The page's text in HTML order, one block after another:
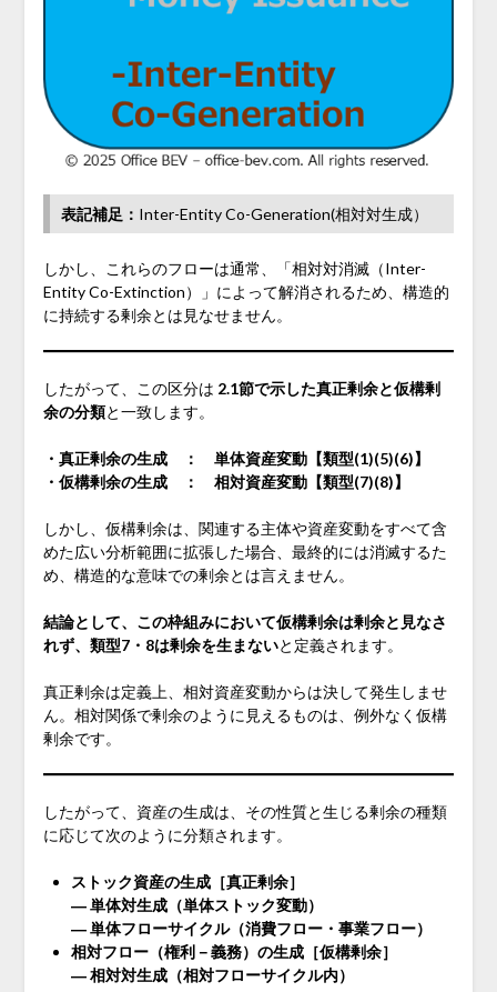
表記補足： Inter-Entity Co-Generation(相対対生成）
しかし、これらのフローは通常、「相対対消滅（Inter-
Entity Co-Extinction）」によって解消されるため、構造的
に持続する剰余とは見なせません。
したがって、この区分は 2.1節で示した真正剰余と仮構剰
余の分類と一致します。
・真正剰余の生成 ： 単体資産変動【類型(1)(5)(6)】
・仮構剰余の生成 ： 相対資産変動【類型(7)(8)】
しかし、仮構剰余は、関連する主体や資産変動をすべて含
めた広い分析範囲に拡張した場合、最終的には消滅するた
め、構造的な意味での剰余とは言えません。
結論として、この枠組みにおいて仮構剰余は剰余と見なさ
れず、類型7・8は剰余を生まないと定義されます。
真正剰余は定義上、相対資産変動からは決して発生しませ
ん。相対関係で剰余のように見えるものは、例外なく仮構
剰余です。
したがって、資産の生成は、その性質と生じる剰余の種類
に応じて次のように分類されます。
ストック資産の生成［真正剰余］
― 単体対生成（単体ストック変動）
― 単体フローサイクル（消費フロー・事業フロー）
相対フロー（権利－義務）の生成［仮構剰余］
― 相対対生成（相対フローサイクル内）